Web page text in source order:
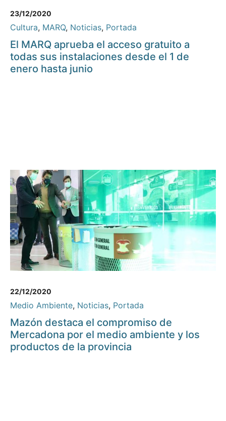
23/12/2020
Cultura, MARQ, Noticias, Portada
El MARQ aprueba el acceso gratuito a
todas sus instalaciones desde el 1 de
enero hasta junio
22/12/2020
Medio Ambiente, Noticias, Portada
Mazón destaca el compromiso de
Mercadona por el medio ambiente y los
productos de la provincia